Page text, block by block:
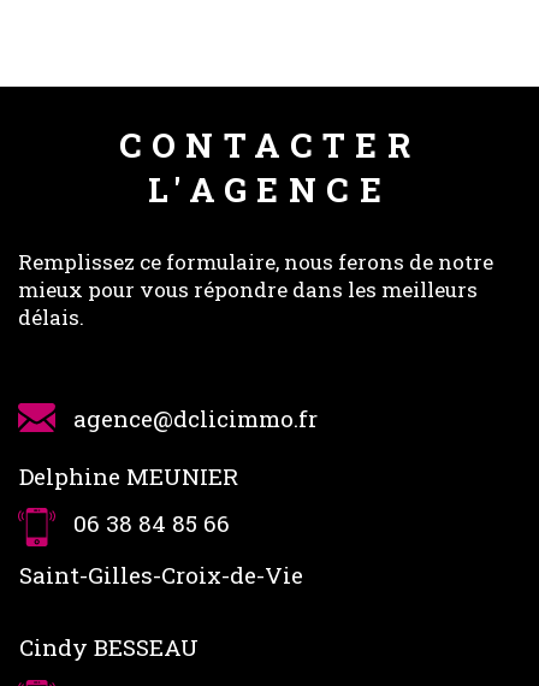
CONTACTER
L'AGENCE
Remplissez ce formulaire, nous ferons de notre
mieux pour vous répondre dans les meilleurs
délais.
agence@dclicimmo.fr
Delphine MEUNIER
06 38 84 85 66
Saint-Gilles-Croix-de-Vie
Cindy BESSEAU